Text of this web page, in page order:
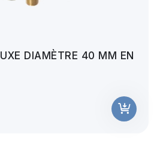
DIAMÈTRE 40 MM EN